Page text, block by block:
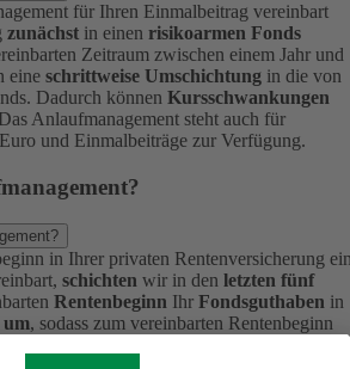
für Ihren Einmalbeitrag vereinbart
zunächst in einen risikoarmen Fonds
Zeitraum zwischen einem Jahr und
eine schrittweise Umschichtung in die von
Dadurch können Kursschwankungen
Anlaufmanagement steht auch für
und Einmalbeiträge zur Verfügung.
in Ihrer privaten Rentenversicherung
schichten wir in den letzten fünf
Rentenbeginn Ihr Fondsguthaben in
um, sodass zum vereinbarten Rentenbeginn